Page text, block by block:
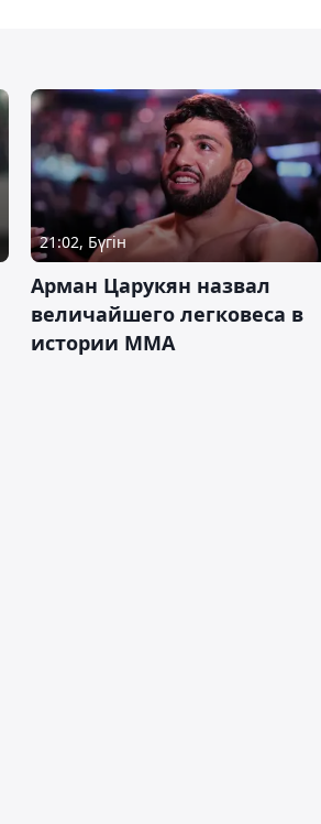
21:02, Бүгін
Арман Царукян назвал
величайшего легковеса в
истории ММА